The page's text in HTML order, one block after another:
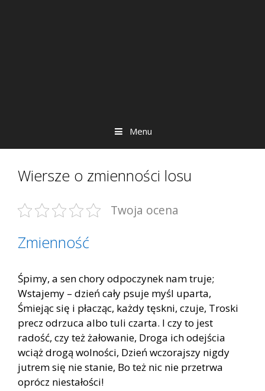
Menu
Wiersze o zmienności losu
Twoja ocena
Zmienność
Śpimy, a sen chory odpoczynek nam truje;
Wstajemy – dzień cały psuje myśl uparta,
Śmiejąc się i płacząc, każdy tęskni, czuje, Troski
precz odrzuca albo tuli czarta. I czy to jest
radość, czy też żałowanie, Droga ich odejścia
wciąż drogą wolności, Dzień wczorajszy nigdy
jutrem się nie stanie, Bo też nic nie przetrwa
oprócz niestałości!